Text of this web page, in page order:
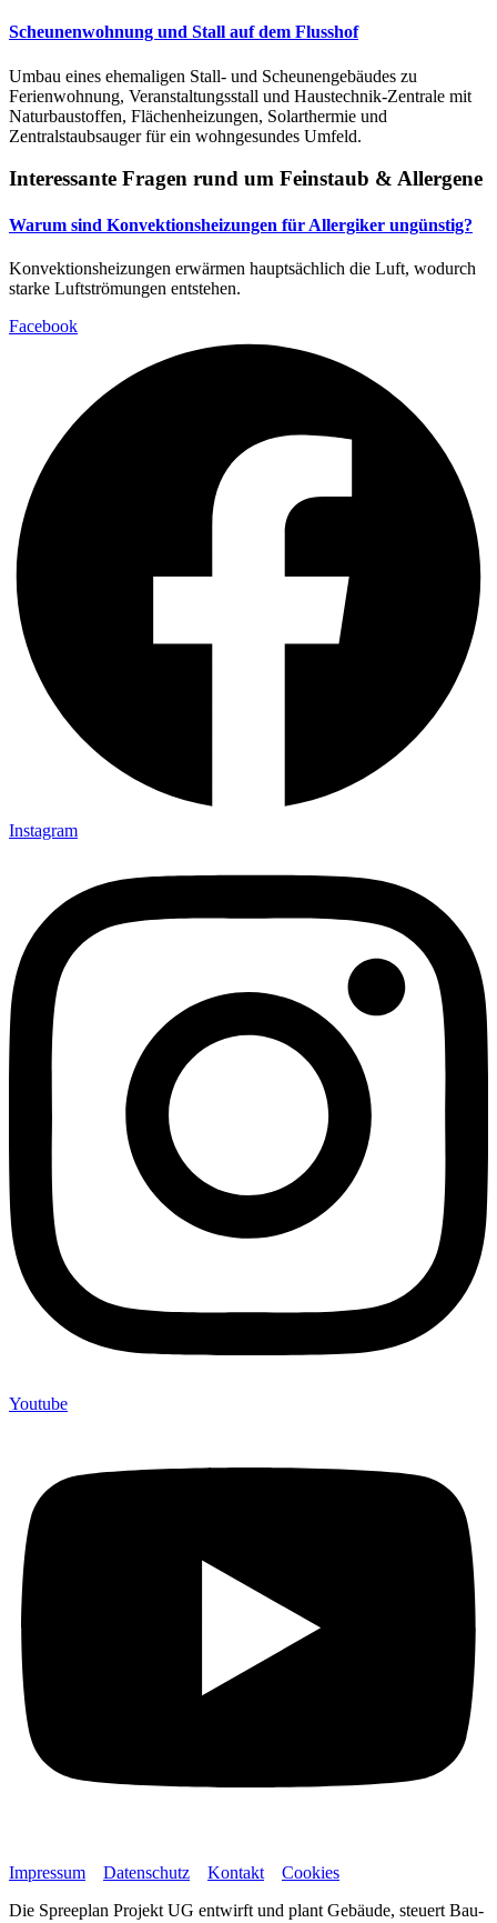
Scheunenwohnung und Stall auf dem Flusshof
Umbau eines ehemaligen Stall- und Scheunengebäudes zu
Ferienwohnung, Veranstaltungsstall und Haustechnik-Zentrale mit
Naturbaustoffen, Flächenheizungen, Solarthermie und
Zentralstaubsauger für ein wohngesundes Umfeld.
Interessante Fragen rund um Feinstaub & Allergene
Warum sind Konvektionsheizungen für Allergiker ungünstig?
Konvektionsheizungen erwärmen hauptsächlich die Luft, wodurch
starke Luftströmungen entstehen.
Facebook
Instagram
Youtube
Impressum Datenschutz Kontakt
Cookies
Die Spreeplan Projekt UG entwirft und plant Gebäude, steuert Bau-